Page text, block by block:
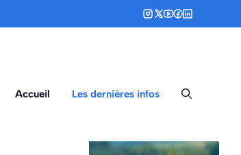
Accueil Les dernières infos